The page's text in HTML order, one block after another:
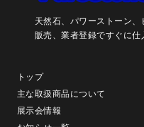
天然石、パワーストーン
販売、業者登録ですぐに仕
トップ
主な取扱商品について
展示会情報